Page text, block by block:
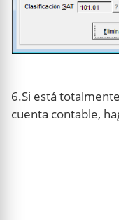
6.Si está
cuenta contable,